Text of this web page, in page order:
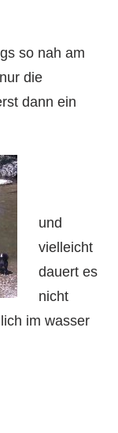
so nah am
die
dann ein
und
vielleicht
dauert es
nicht
im wasser